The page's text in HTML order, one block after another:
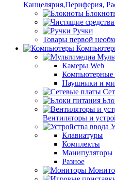
Канцелярия,Периферия,
Ручки
Товары первой
Камеры Web
Компьютерные
Наушники и
Вентиляторы и
Клавиатуры
Комплекты
Манипуляторы
Разное